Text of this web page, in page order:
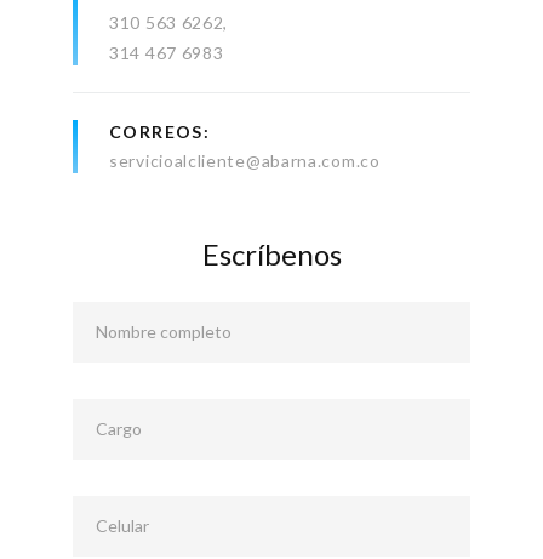
310 563 6262
314 467 6983
CORREOS
servicioalcliente@abarna.com.co
Escríbenos
Nombre completo
Cargo
Celular